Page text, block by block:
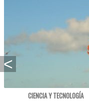
CIENCIA Y TECNOLOGÍA